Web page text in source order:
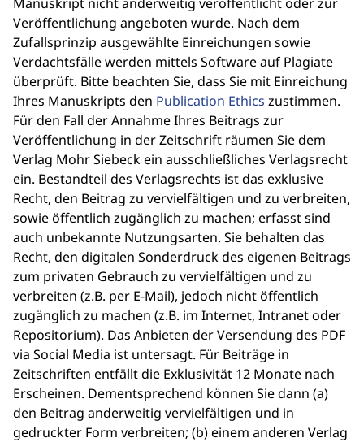
Veröffentlichung angeboten wurde. Nach dem
Zufallsprinzip ausgewählte Einreichungen sowie
Verdachtsfälle werden mittels Software auf Plagiate
überprüft. Bitte beachten Sie, dass Sie mit Einreichung
Ihres Manuskripts den Publication Ethics zustimmen.
Für den Fall der Annahme Ihres Beitrags zur
Veröffentlichung in der Zeitschrift räumen Sie dem
Verlag Mohr Siebeck ein ausschließliches Verlagsrecht
ein. Bestandteil des Verlagsrechts ist das exklusive
Recht, den Beitrag zu vervielfältigen und zu verbreiten,
sowie öffentlich zugänglich zu machen; erfasst sind
auch unbekannte Nutzungsarten. Sie behalten das
Recht, den digitalen Sonderdruck des eigenen Beitrags
zum privaten Gebrauch zu vervielfältigen und zu
verbreiten (z.B. per E-Mail), jedoch nicht öffentlich
zugänglich zu machen (z.B. im Internet, Intranet oder
Repositorium). Das Anbieten der Versendung des PDF
via Social Media ist untersagt. Für Beiträge in
Zeitschriften entfällt die Exklusivität 12 Monate nach
Erscheinen. Dementsprechend können Sie dann (a)
den Beitrag anderweitig vervielfältigen und in
gedruckter Form verbreiten; (b) einem anderen Verlag